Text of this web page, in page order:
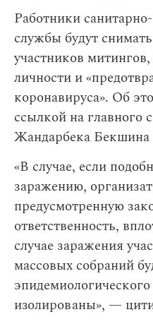
Работники
службы будут
участников
личности и
коронавируса». Об
ссылкой на главного
Жандарбека Бекшина
«В случае, если
заражению,
предусмотренную
ответственность,
случае заражения
массовых собраний
изолированы», —